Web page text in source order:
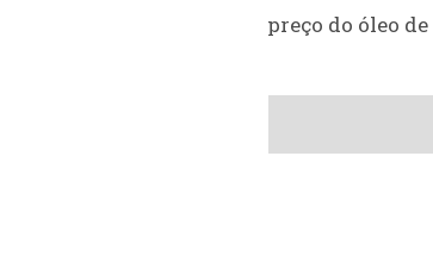
Histórico do preço do óleo de